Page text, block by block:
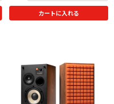
カートに入れる